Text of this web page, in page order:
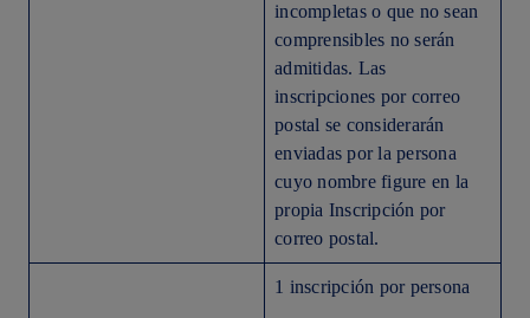
incompletas o que no sean
comprensibles no serán
admitidas. Las
inscripciones por correo
postal se considerarán
enviadas por la persona
cuyo nombre figure en la
propia Inscripción por
correo postal.
1 inscripción por persona